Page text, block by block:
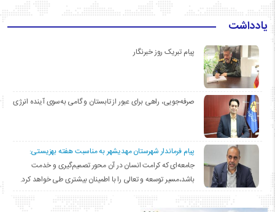
یادداشت
پیام تبریک روز خبرنگار
صرفه‌جویی، راهی برای عبور از تابستان و گامی به‌سوی آینده انرژی
پیام فرماندار شهرستان مهدیشهر به مناسبت هفته بهزیستی:
جامعه‌ای که کرامت انسان در آن محور تصمیم‌گیری و خدمت
باشد،مسیر توسعه و تعالی را با اطمینان بیشتری طی خواهد کرد.